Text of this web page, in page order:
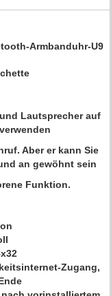
Armbanduhr-U9
Lautsprecher auf
Aber er kann Sie
an gewöhnt sein
Funktion.
Zugang,